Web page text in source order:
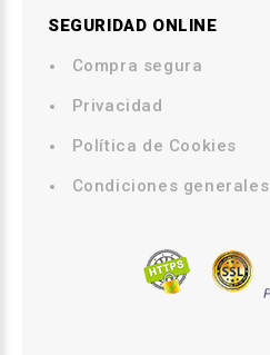
SEGURIDAD ONLINE
Compra segura
Privacidad
Política de Cookies
Condiciones generales